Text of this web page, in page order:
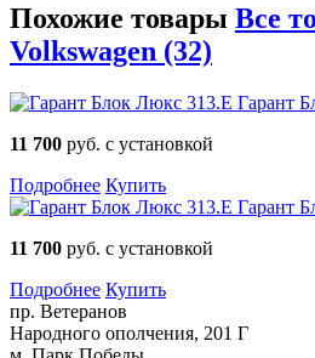
Похожие товары Все
Volkswagen (32)
Гарант
11 700 руб. с установкой
Подробнее Купить
Гарант
11 700 руб. с установкой
Подробнее Купить
пр. Ветеранов
Народного ополчения, 201 Г